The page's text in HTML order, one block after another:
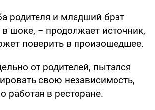
родителя и младший брат
шоке, – продолжает источник,
поверить в произошедшее.
от родителей, пытался
свою независимость,
работая в ресторане.